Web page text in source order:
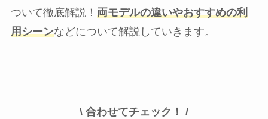
ついて徹底解説！ 両モデルの違いやおすすめの利
用シーンなどについて解説していきます。
\ 合わせてチェック！ /